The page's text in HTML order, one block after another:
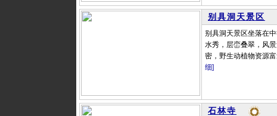
别具洞天景区
别具洞天景区坐落在
水秀，层峦叠翠，风
密，野生动植物资源
细]
石林寺